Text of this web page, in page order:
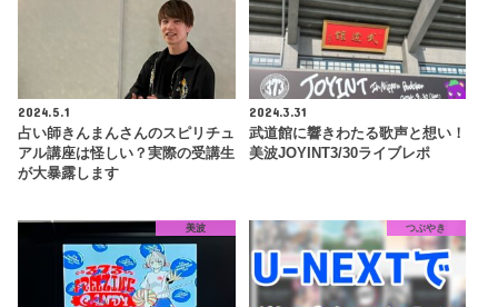
2024.5.1
占い師きんまんさんのスピリチュ
アル講座は怪しい？実際の受講生
が大暴露します
2024.3.31
武道館に響きわたる歌声と想い！
美波JOYINT3/30ライブレポ
美波 つぶやき